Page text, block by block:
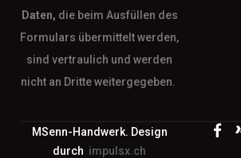
Daten, die beim Ausfüllen des
Formulars übermittelt werden,
sind vertraulich und werden
nicht an Dritte weitergegeben.
MSenn-Handwerk. Design
durch impulsx.ch